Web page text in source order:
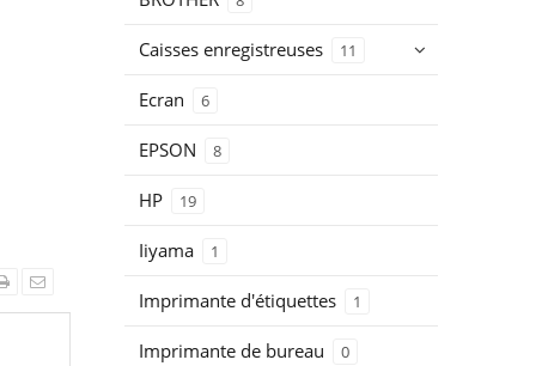
Caisses enregistreuses 11
Ecran 6
EPSON 8
HP 19
Iiyama 1
Imprimante d'étiquettes 1
Imprimante de bureau 0